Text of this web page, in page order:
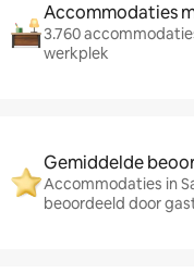
Accommodaties
3.760
werkplek
Gemiddelde
Accommodaties in
beoordeeld door